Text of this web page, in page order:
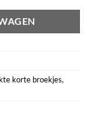
korte broekjes,